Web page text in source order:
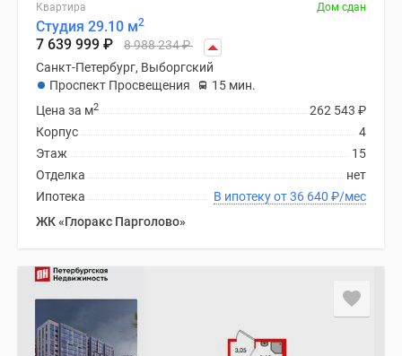
Квартира Дом сдан
Студия 29.10 м2
7 639 999 ₽ 8 988 234₽
Санкт-Петербург, Выборгский
Проспект Просвещения
15 мин.
262 543 ₽
Цена за м2
4
Корпус
15
Этаж
нет
Отделка
В ипотеку от 36 640 ₽/мес
Ипотека
ЖК «Глоракс Парголово»